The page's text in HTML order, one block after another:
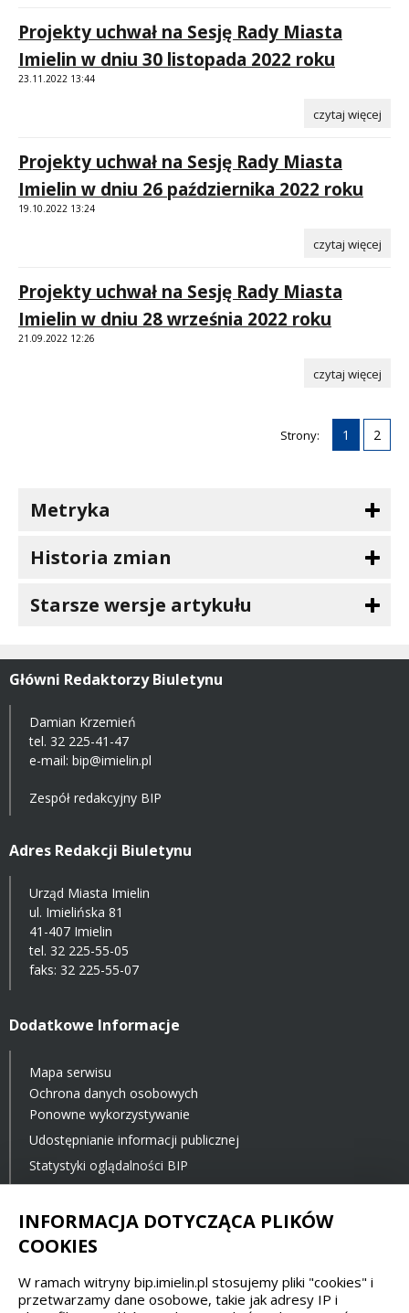
Projekty uchwał na Sesję Rady Miasta
Imielin w dniu 30 listopada 2022 roku
23.11.2022 13:44
czytaj więcej
Projekty uchwał na Sesję Rady Miasta
Imielin w dniu 26 października 2022 roku
19.10.2022 13:24
czytaj więcej
Projekty uchwał na Sesję Rady Miasta
Imielin w dniu 28 września 2022 roku
21.09.2022 12:26
czytaj więcej
Strony: 1 2
Metryka
Historia zmian
Starsze wersje artykułu
Główni Redaktorzy Biuletynu
Damian Krzemień
tel. 32 225-41-47
e-mail: bip@imielin.pl
Zespół redakcyjny BIP
Adres Redakcji Biuletynu
Urząd Miasta Imielin
ul. Imielińska 81
41-407 Imielin
tel. 32 225-55-05
faks: 32 225-55-07
Dodatkowe Informacje
Mapa serwisu
Ochrona danych osobowych
Ponowne wykorzystywanie
Udostępnianie informacji publicznej
Statystyki oglądalności BIP
Ostatnia aktualizacja BIP: 23.11.2021 12:00
Spełniamy standardy dostępności oraz W3C
WCAG 2.1 SECTION 508 EAA/EN 301549
INFORMACJA DOTYCZĄCA PLIKÓW
COOKIES
W ramach witryny bip.imielin.pl stosujemy pliki "cookies" i
przetwarzamy dane osobowe, takie jak adresy IP i